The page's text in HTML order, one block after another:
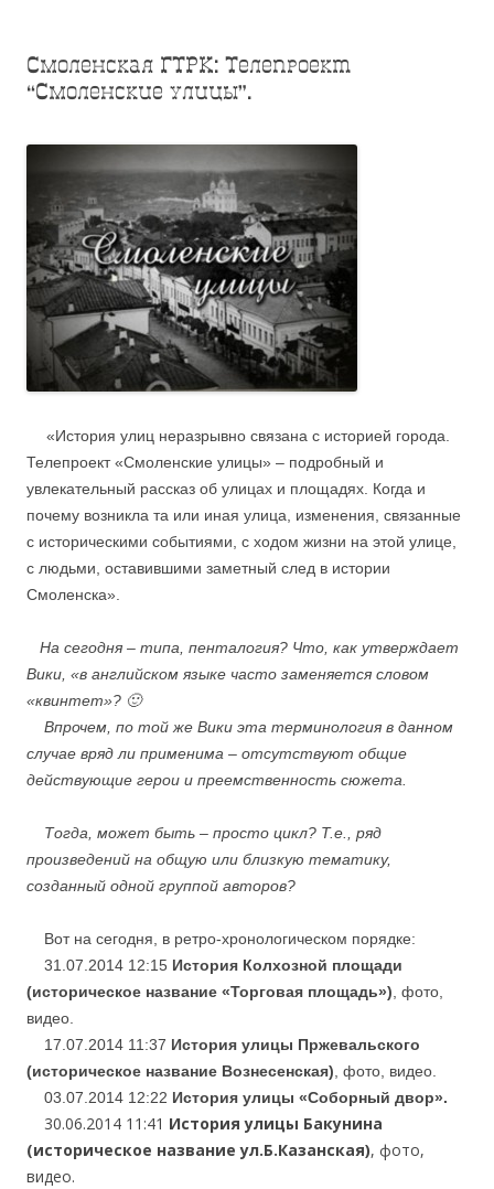
Смоленская ГТРК: Телепроект
“Смоленские улицы”.
«История улиц неразрывно связана с историей города.
Телепроект «Смоленские улицы» – подробный и
увлекательный рассказ об улицах и площадях. Когда и
почему возникла та или иная улица, изменения, связанные
с историческими событиями, с ходом жизни на этой улице,
с людьми, оставившими заметный след в истории
Смоленска».
На сегодня – типа, пенталогия? Что, как утверждает
Вики, «в английском языке часто заменяется словом
«квинтет»? 🙂
Впрочем, по той же Вики эта терминология в данном
случае вряд ли применима – отсутствуют общие
действующие герои и преемственность сюжета.
Тогда, может быть – просто цикл? Т.е., ряд
произведений на общую или близкую тематику,
созданный одной группой авторов?
Вот на сегодня, в ретро-хронологическом порядке:
31.07.2014 12:15 История Колхозной площади
(историческое название «Торговая площадь») , фото,
видео.
17.07.2014 11:37 История улицы Пржевальского
(историческое название Вознесенская) , фото, видео.
03.07.2014 12:22 История улицы «Соборный двор».
30.06.2014 11:41 История улицы Бакунина
(историческое название ул.Б.Казанская), фото,
видео.